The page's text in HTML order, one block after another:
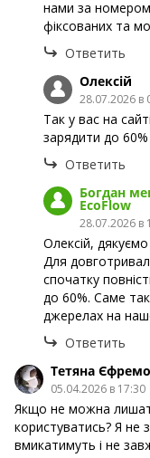
нами за
фіксованих та
Ответить
Олексiй
28.07.2026 в
Так у вас на
зарядити до
Ответить
Богдан
EcoFlow
28.07.2026 в
Олексiй,
Для
спочатку
до 60%. Саме
джерелах на
Ответить
Тетяна
05.04.2026 в 17:30
Якщо не можна
користуватись? Я не
вмикатимуть і не